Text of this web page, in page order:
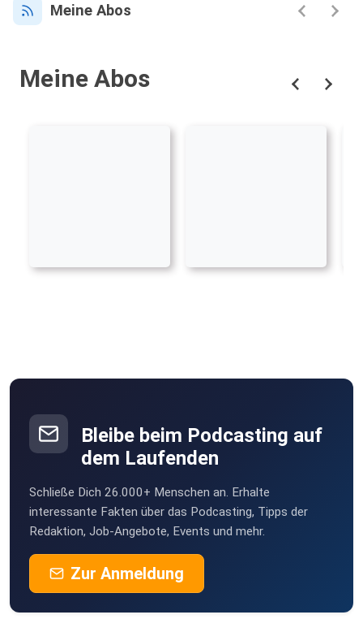
Meine Abos
Meine Abos
Bleibe beim Podcasting auf
dem Laufenden
Schließe Dich 26.000+ Menschen an. Erhalte
interessante Fakten über das Podcasting, Tipps der
Redaktion, Job-Angebote, Events und mehr.
Zur Anmeldung